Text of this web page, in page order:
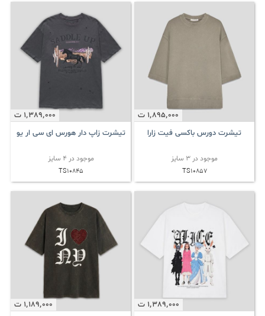
1٬895٬000 ت
تیشرت دورس باکسی فیت زارا
موجود در 3 سایز
TS10857
1٬389٬000 ت
تیشرت زاپ دار هورس ای سی ار یو
موجود در 4 سایز
TS10845
1٬389٬000 ت
1٬189٬000 ت